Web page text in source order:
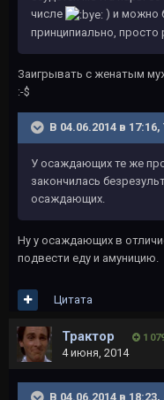
числе
) и можно
принципиально,
Заигрывать с женатым
:-$
В 04.06.2014 в
У осаждающих те же
закончилась
осаждающих.
Ну у осаждающих в
подвести еду и амуницию.
Цитата
Трактор 1
4 июня, 2014
В 04.06.2014 в